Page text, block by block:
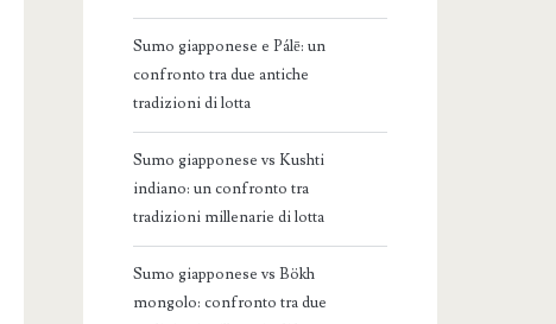
Sumo giapponese e Pálē: un
confronto tra due antiche
tradizioni di lotta
Sumo giapponese vs Kushti
indiano: un confronto tra
tradizioni millenarie di lotta
Sumo giapponese vs Bökh
mongolo: confronto tra due